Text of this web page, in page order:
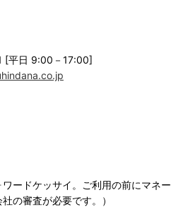
[平日 9:00－17:00]
ワードケッサイ。ご利用の前にマネー
の審査が必要です。）